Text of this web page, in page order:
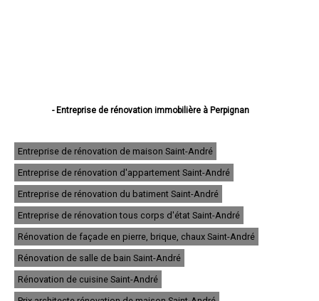
- Entreprise de rénovation immobilière à Perpignan
- Entreprise de rénovation immobilière à Saint-Cyprien
- Entreprise de rénovation immobilière à Argelès-sur-Mer
- Entreprise de rénovation immobilière à Cabestany
- Entreprise de rénovation immobilière à Saint-Laurent-de-la-Salanque
- Entreprise de rénovation immobilière à Rivesaltes
- Entreprise de rénovation immobilière à Céret
- Entreprise de rénovation immobilière à Elne
- Entreprise de rénovation immobilière à Thuir
- Entreprise de rénovation immobilière à Pia
- Entreprise de rénovation immobilière à Bompas
- Entreprise de rénovation immobilière à Le Soler
- Entreprise de rénovation immobilière à Prades
Entreprise de rénovation de maison Saint-André
Entreprise de rénovation d'appartement Saint-André
Entreprise de rénovation du batiment Saint-André
Entreprise de rénovation tous corps d'état Saint-André
Rénovation de façade en pierre, brique, chaux Saint-André
Rénovation de salle de bain Saint-André
Rénovation de cuisine Saint-André